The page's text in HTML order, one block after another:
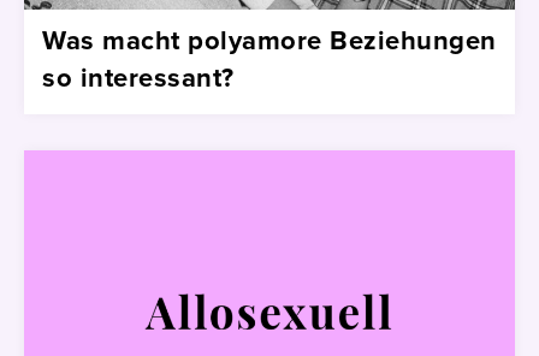
Was macht polyamore Beziehungen
so interessant?